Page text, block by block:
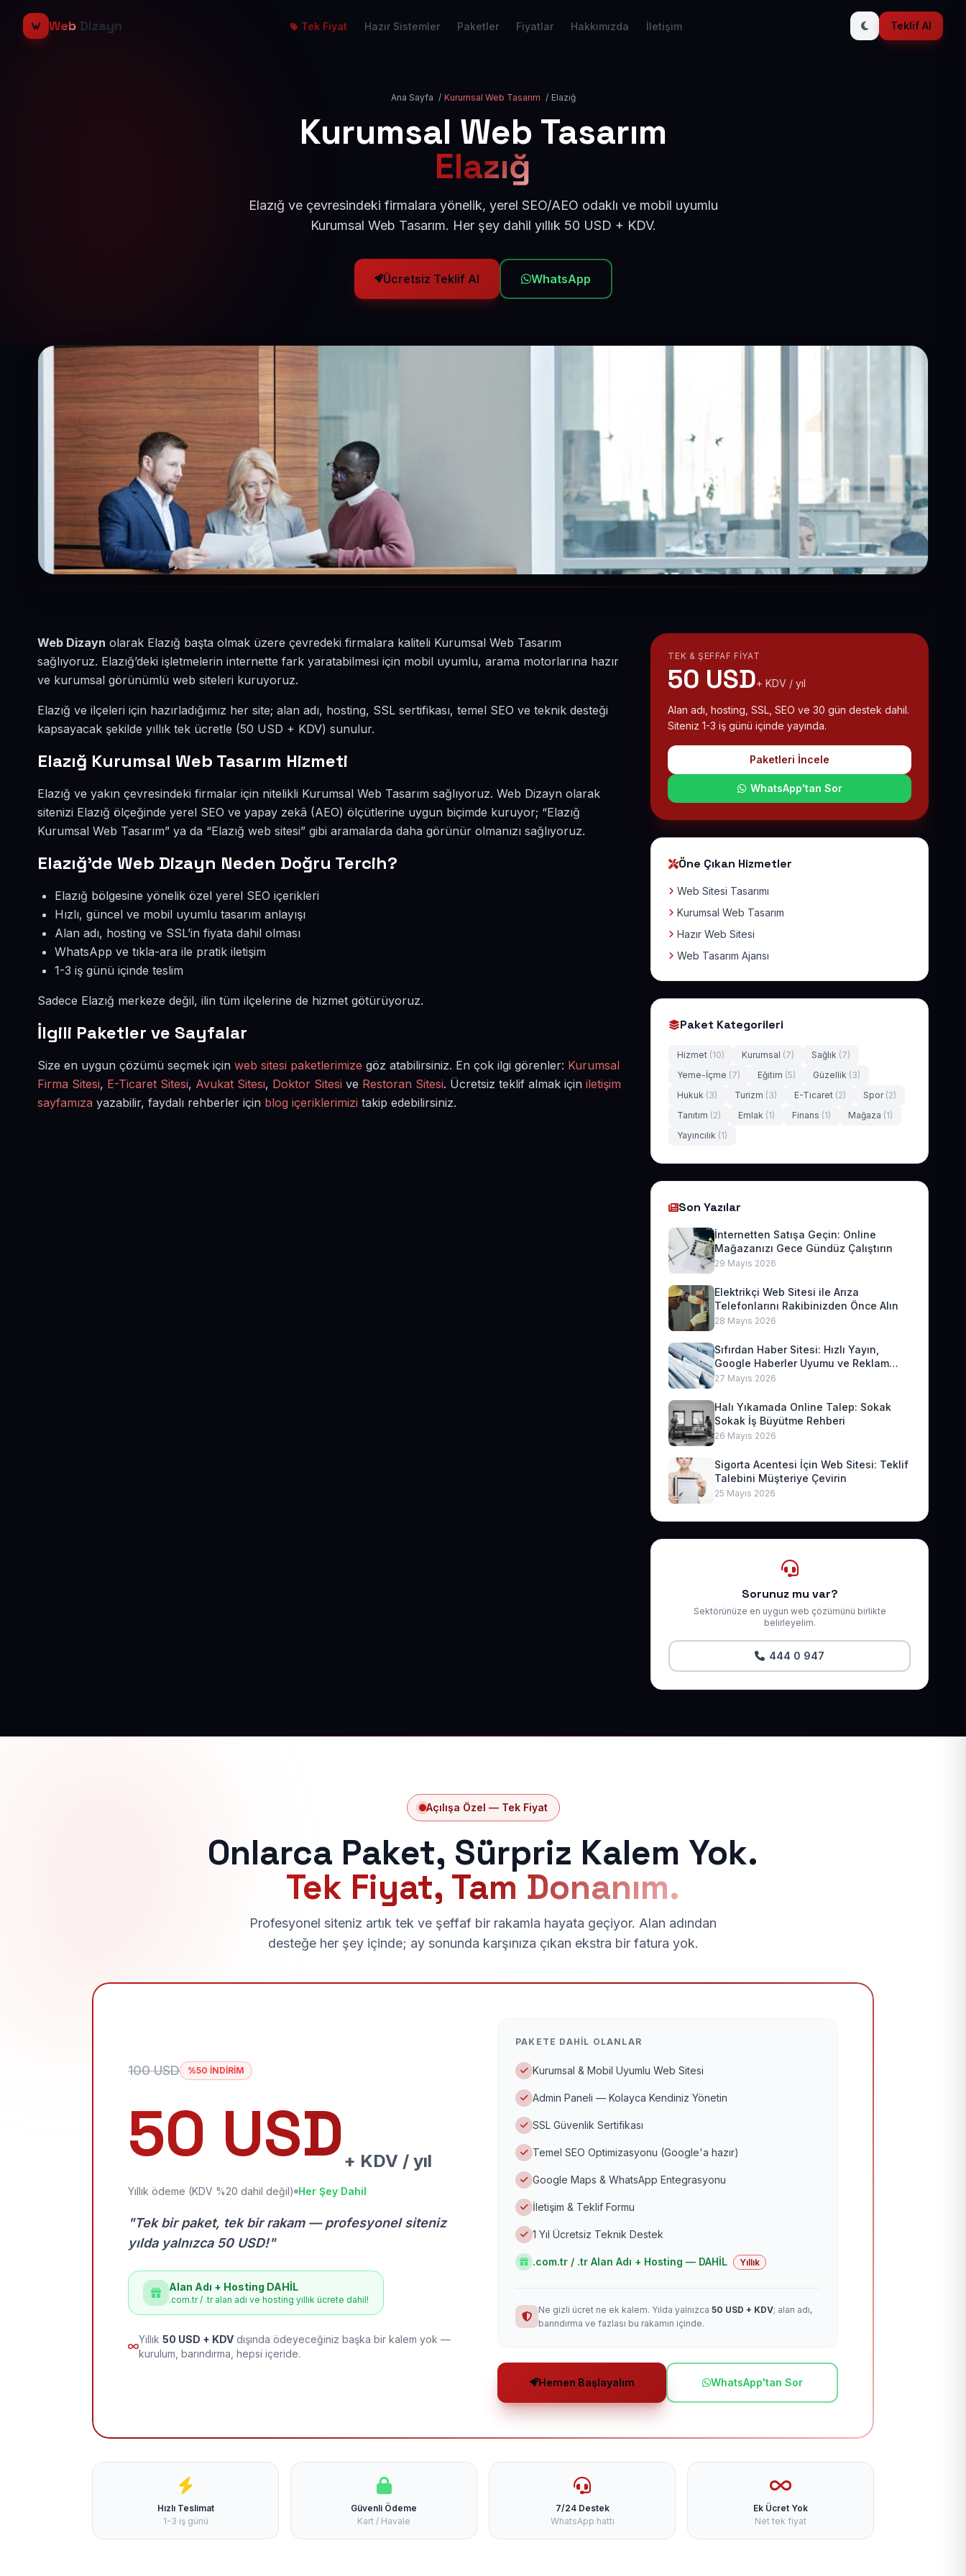
Web Dizayn Tek Fiyat Hazır Sistemler Paketler Fiyatlar Hakkımızda İletişim Teklif Al
Ana Sayfa / Kurumsal Web Tasarım / Elazığ
Kurumsal Web Tasarım
Elazığ
Elazığ ve çevresindeki firmalara yönelik, yerel SEO/AEO odaklı ve mobil uyumlu
Kurumsal Web Tasarım. Her şey dahil yıllık 50 USD + KDV.
Ücretsiz Teklif Al WhatsApp
Web Dizayn olarak Elazığ başta olmak üzere çevredeki firmalara kaliteli Kurumsal Web Tasarım
sağlıyoruz. Elazığ’deki işletmelerin internette fark yaratabilmesi için mobil uyumlu, arama motorlarına hazır
ve kurumsal görünümlü web siteleri kuruyoruz.
Elazığ ve ilçeleri için hazırladığımız her site; alan adı, hosting, SSL sertifikası, temel SEO ve teknik desteği
kapsayacak şekilde yıllık tek ücretle (50 USD + KDV) sunulur.
Elazığ Kurumsal Web Tasarım Hizmeti
Elazığ ve yakın çevresindeki firmalar için nitelikli Kurumsal Web Tasarım sağlıyoruz. Web Dizayn olarak
sitenizi Elazığ ölçeğinde yerel SEO ve yapay zekâ (AEO) ölçütlerine uygun biçimde kuruyor; “Elazığ
Kurumsal Web Tasarım” ya da “Elazığ web sitesi” gibi aramalarda daha görünür olmanızı sağlıyoruz.
Elazığ’de Web Dizayn Neden Doğru Tercih?
Elazığ bölgesine yönelik özel yerel SEO içerikleri
Hızlı, güncel ve mobil uyumlu tasarım anlayışı
Alan adı, hosting ve SSL’in fiyata dahil olması
WhatsApp ve tıkla-ara ile pratik iletişim
1-3 iş günü içinde teslim
Sadece Elazığ merkeze değil, ilin tüm ilçelerine de hizmet götürüyoruz.
İlgili Paketler ve Sayfalar
Size en uygun çözümü seçmek için web sitesi paketlerimize göz atabilirsiniz. En çok ilgi görenler: Kurumsal
Firma Sitesi, E-Ticaret Sitesi, Avukat Sitesi, Doktor Sitesi ve Restoran Sitesi. Ücretsiz teklif almak için iletişim
sayfamıza yazabilir, faydalı rehberler için blog içeriklerimizi takip edebilirsiniz.
TEK & ŞEFFAF FIYAT
50 USD+ KDV / yıl
Alan adı, hosting, SSL, SEO ve 30 gün destek dahil.
Siteniz 1-3 iş günü içinde yayında.
Paketleri İncele
WhatsApp'tan Sor
Öne Çıkan Hizmetler
Web Sitesi Tasarımı
Kurumsal Web Tasarım
Hazır Web Sitesi
Web Tasarım Ajansı
Paket Kategorileri
Hizmet (10) Kurumsal (7) Sağlık (7)
Yeme-İçme (7) Eğitim (5) Güzellik (3)
Hukuk (3) Turizm (3) E-Ticaret (2) Spor (2)
Tanıtım (2) Emlak (1) Finans (1) Mağaza (1)
Yayıncılık (1)
Son Yazılar
İnternetten Satışa Geçin: Online
Mağazanızı Gece Gündüz Çalıştırın
29 Mayıs 2026
Elektrikçi Web Sitesi ile Arıza
Telefonlarını Rakibinizden Önce Alın
28 Mayıs 2026
Sıfırdan Haber Sitesi: Hızlı Yayın,
Google Haberler Uyumu ve Reklam
Geliri
27 Mayıs 2026
Halı Yıkamada Online Talep: Sokak
Sokak İş Büyütme Rehberi
26 Mayıs 2026
Sigorta Acentesi İçin Web Sitesi: Teklif
Talebini Müşteriye Çevirin
25 Mayıs 2026
Sorunuz mu var?
Sektörünüze en uygun web çözümünü birlikte
belirleyelim.
444 0 947
Açılışa Özel — Tek Fiyat
Onlarca Paket, Sürpriz Kalem Yok.
Tek Fiyat, Tam Donanım.
Profesyonel siteniz artık tek ve şeffaf bir rakamla hayata geçiyor. Alan adından
desteğe her şey içinde; ay sonunda karşınıza çıkan ekstra bir fatura yok.
100 USD %50 İNDİRİM
50 USD + KDV / yıl
Yıllık ödeme (KDV %20 dahil değil) Her Şey Dahil
"Tek bir paket, tek bir rakam — profesyonel siteniz
yılda yalnızca 50 USD!"
Alan Adı + Hosting DAHİL
.com.tr / .tr alan adı ve hosting yıllık ücrete dahil!
Yıllık 50 USD + KDV dışında ödeyeceğiniz başka bir kalem yok —
kurulum, barındırma, hepsi içeride.
PAKETE DAHIL OLANLAR
Kurumsal & Mobil Uyumlu Web Sitesi
Admin Paneli — Kolayca Kendiniz Yönetin
SSL Güvenlik Sertifikası
Temel SEO Optimizasyonu (Google'a hazır)
Google Maps & WhatsApp Entegrasyonu
İletişim & Teklif Formu
1 Yıl Ücretsiz Teknik Destek
.com.tr / .tr Alan Adı + Hosting — DAHİL Yıllık
Ne gizli ücret ne ek kalem. Yılda yalnızca 50 USD + KDV; alan adı,
barındırma ve fazlası bu rakamın içinde.
Hemen Başlayalım WhatsApp'tan Sor
Hızlı Teslimat
1-3 iş günü
Güvenli Ödeme
Kart / Havale
7/24 Destek
WhatsApp hattı
Ek Ücret Yok
Net tek fiyat